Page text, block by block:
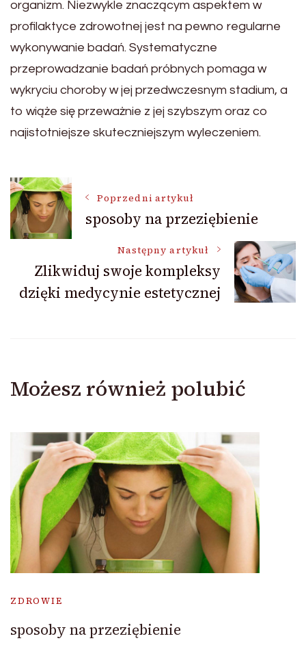
organizm. Niezwykle znaczącym aspektem w
profilaktyce zdrowotnej jest na pewno regularne
wykonywanie badań. Systematyczne
przeprowadzanie badań próbnych pomaga w
wykryciu choroby w jej przedwczesnym stadium, a
to wiąże się przeważnie z jej szybszym oraz co
najistotniejsze skuteczniejszym wyleczeniem.
Nawigacja
wpisu
Poprzedni artykuł
sposoby na przeziębienie
Następny artykuł
Zlikwiduj swoje kompleksy
dzięki medycynie estetycznej
Możesz również polubić
ZDROWIE
sposoby na przeziębienie